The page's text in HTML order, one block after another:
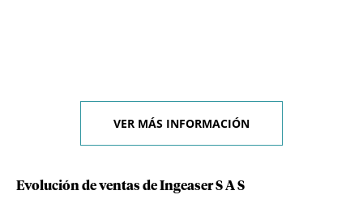
VER MÁS INFORMACIÓN
Evolución de ventas de Ingeaser S A S